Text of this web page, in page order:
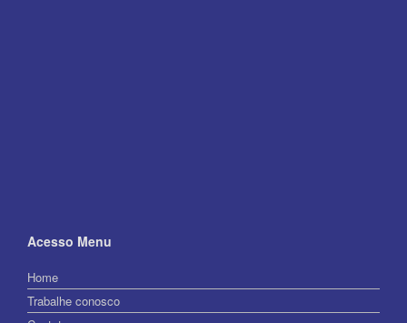
Acesso Menu
Home
Trabalhe conosco